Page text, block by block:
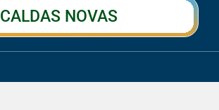
CALDAS NOVAS